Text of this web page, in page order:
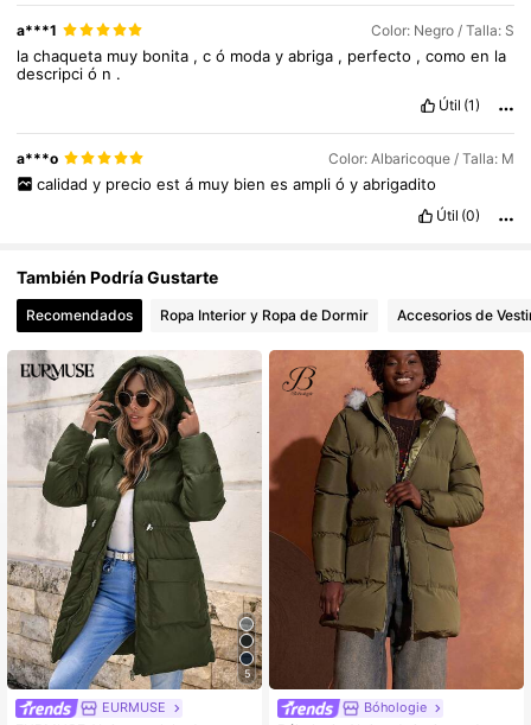
4,75
354K Seguidores
a***1 Color: Negro / Talla: S
lachaqueta muy bonita ,có modayabriga , perfecto ,comoen la
descripció n .
Útil (1)
a***o Color: Albaricoque / Talla: M
calidad y precio est á muy bien es ampli ó y abrigadito
Útil (0)
También Podría Gustarte
Recomendados Ropa Interior y Ropa de Dormir Accesorios de
5
EURMUSE Bóhologie